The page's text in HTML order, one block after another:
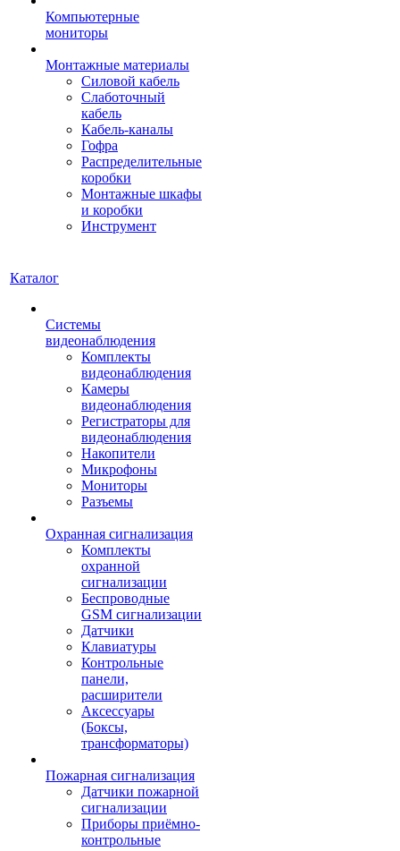
Компьютерные
мониторы
Монтажные материалы
Силовой кабель
Слаботочный
кабель
Кабель-каналы
Гофра
Распределительные
коробки
Монтажные шкафы
и коробки
Инструмент
Каталог
Системы
видеонаблюдения
Комплекты
видеонаблюдения
Камеры
видеонаблюдения
Регистраторы для
видеонаблюдения
Накопители
Микрофоны
Мониторы
Разъемы
Охранная сигнализация
Комплекты
охранной
сигнализации
Беспроводные
GSM сигнализации
Датчики
Клавиатуры
Контрольные
панели,
расширители
Аксессуары
(Боксы,
трансформаторы)
Пожарная сигнализация
Датчики пожарной
сигнализации
Приборы приёмно-
контрольные